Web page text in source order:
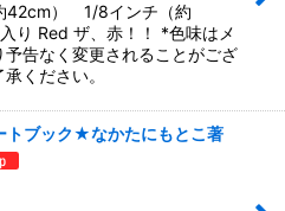
42cm） 1/8インチ（約
り Red ザ、赤！！ *色味はメ
予告なく変更されることがござ
ください。
ブック★なかたにもとこ著